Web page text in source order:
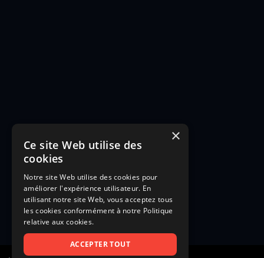
×
Ce site Web utilise des
cookies
Notre site Web utilise des cookies pour
améliorer l'expérience utilisateur. En
utilisant notre site Web, vous acceptez tous
les cookies conformément à notre Politique
relative aux cookies.
ACCEPTER TOUT